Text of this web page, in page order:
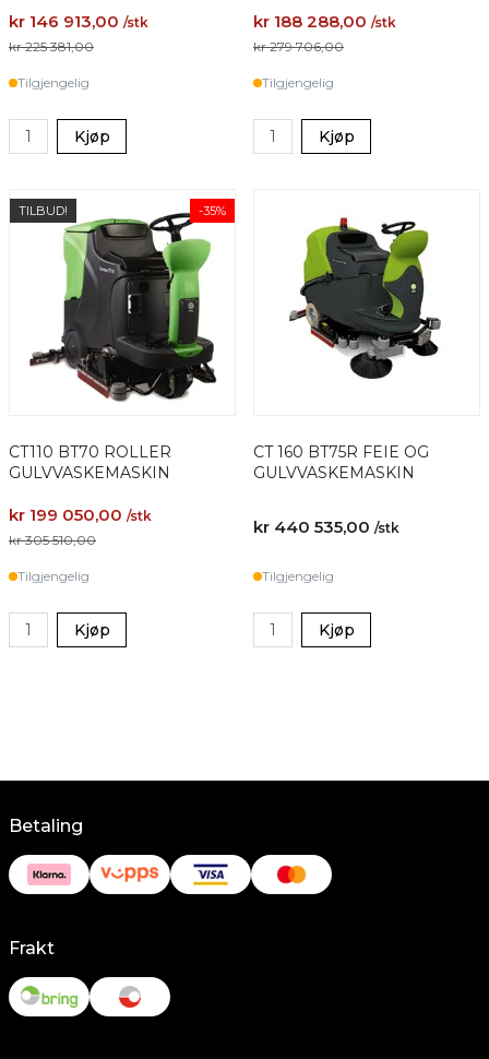
kr 146 913,00 /stk
kr 225 381,00
Tilgjengelig
Kjøp
kr 188 288,00 /stk
kr 279 706,00
Tilgjengelig
Kjøp
TILBUD! -35%
CT110 BT70 ROLLER
GULVVASKEMASKIN
kr 199 050,00 /stk
kr 305 510,00
Tilgjengelig
Kjøp
CT 160 BT75R FEIE OG
GULVVASKEMASKIN
kr 440 535,00 /stk
Tilgjengelig
Kjøp
Betaling
Frakt